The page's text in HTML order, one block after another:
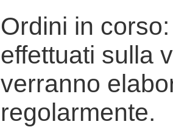
Ordini in
effettuati sulla
verranno
regolarmente.